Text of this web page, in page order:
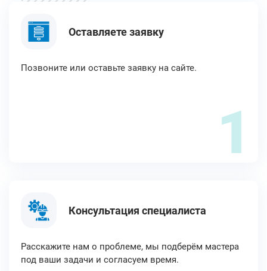
Оставляете заявку
Позвоните или оставьте заявку на сайте.
1
Консультация специалиста
Расскажите нам о проблеме, мы подберём мастера
под ваши задачи и согласуем время.